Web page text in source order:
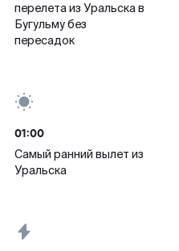
перелета из Уральска в
Бугульму без
пересадок
01:00
Самый ранний вылет из
Уральска